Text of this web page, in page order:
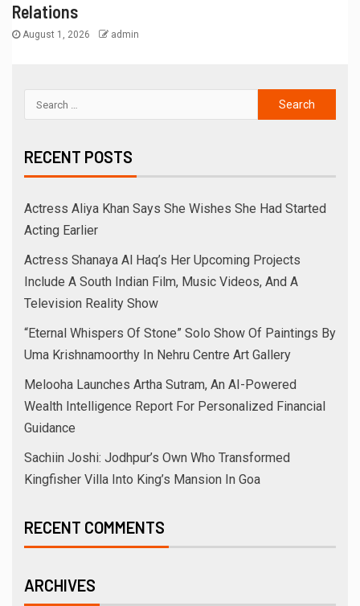
Relations
August 1, 2026 admin
RECENT POSTS
Actress Aliya Khan Says She Wishes She Had Started
Acting Earlier
Actress Shanaya Al Haq’s Her Upcoming Projects
Include A South Indian Film, Music Videos, And A
Television Reality Show
“Eternal Whispers Of Stone” Solo Show Of Paintings By
Uma Krishnamoorthy In Nehru Centre Art Gallery
Melooha Launches Artha Sutram, An AI-Powered
Wealth Intelligence Report For Personalized Financial
Guidance
Sachiin Joshi: Jodhpur’s Own Who Transformed
Kingfisher Villa Into King’s Mansion In Goa
RECENT COMMENTS
ARCHIVES